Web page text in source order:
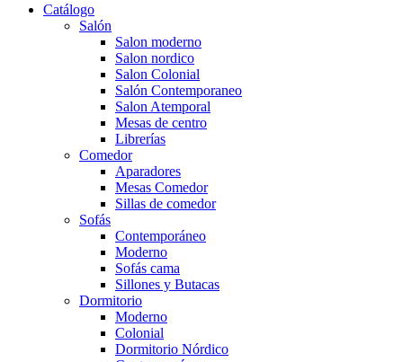
Catálogo
Salón
Salon moderno
Salon nordico
Salon Colonial
Salón Contemporaneo
Salon Atemporal
Mesas de centro
Librerías
Comedor
Aparadores
Mesas Comedor
Sillas de comedor
Sofás
Contemporáneo
Moderno
Sofás cama
Sillones y Butacas
Dormitorio
Moderno
Colonial
Dormitorio Nórdico